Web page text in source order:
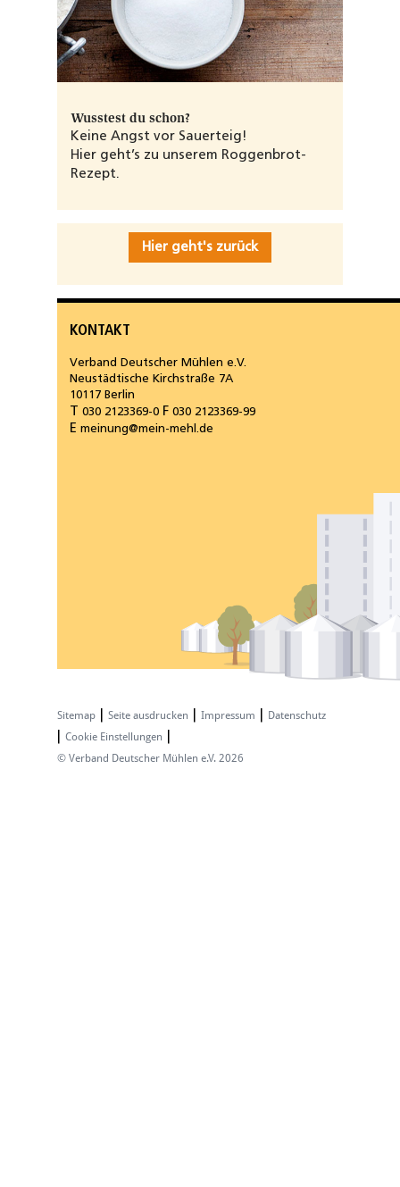
Wusstest du schon?
Keine Angst vor Sauerteig!
Hier geht’s zu unserem Roggenbrot-
Rezept.
Hier geht's zurück
KONTAKT
Verband Deutscher Mühlen e.V.
Neustädtische Kirchstraße 7A
10117 Berlin
030 2123369-0 F 030 2123369-99
E meinung@mein-mehl.de
Sitemap Seite ausdrucken Impressum
Datenschutz
Cookie Einstellungen
© Verband Deutscher Mühlen e.V. 2026